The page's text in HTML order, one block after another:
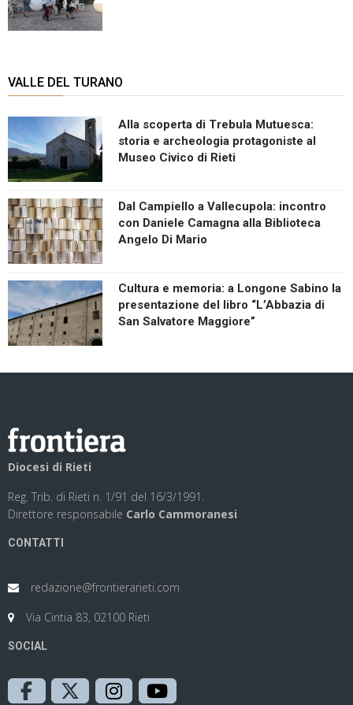
VALLE DEL TURANO
Alla scoperta di Trebula Mutuesca:
storia e archeologia protagoniste al
Museo Civico di Rieti
Dal Campiello a Vallecupola: incontro
con Daniele Camagna alla Biblioteca
Angelo Di Mario
Cultura e memoria: a Longone Sabino la
presentazione del libro “L’Abbazia di
San Salvatore Maggiore”
Diocesi di Rieti
Reg. Trib. di Rieti n. 1/91 del 16/3/1991.
Direttore responsabile Carlo Cammoranesi
CONTATTI
redazione@frontierarieti.com
Via Cintia 83, 02100 Rieti
SOCIAL